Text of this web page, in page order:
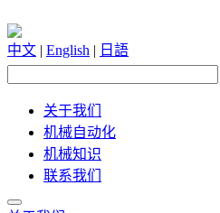
中文 | English | 日語
关于我们
机械自动化
机械知识
联系我们